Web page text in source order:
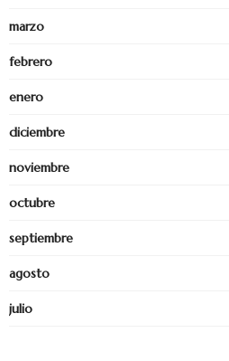
marzo
febrero
enero
diciembre
noviembre
octubre
septiembre
agosto
julio